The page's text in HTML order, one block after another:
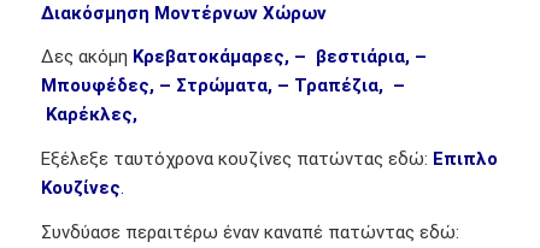
Διακόσμηση Μοντέρνων Χώρων
Δες ακόμη Κρεβατοκάμαρες, – βεστιάρια, –
Μπουφέδες, – Στρώματα, – Τραπέζια,–
Καρέκλες,
Εξέλεξε ταυτόχρονα κουζίνες πατώντας εδώ: Επιπλο
Κουζίνες.
Συνδύασε περαιτέρω έναν καναπέ πατώντας εδώ: